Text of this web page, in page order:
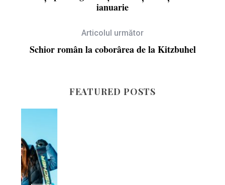
ianuarie
Articolul următor
Schior român la coborârea de la Kitzbuhel
FEATURED POSTS